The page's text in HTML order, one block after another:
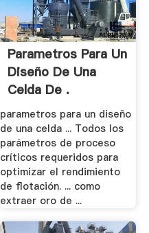
Parametros Para Un
Diseño De Una
Celda De .
parametros para un diseño
de una celda ... Todos los
parámetros de proceso
críticos requeridos para
optimizar el rendimiento
de flotación. ... como
extraer oro de ...